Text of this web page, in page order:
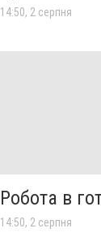
14:50, 2 серпня
Робота в
14:50, 2 серпня